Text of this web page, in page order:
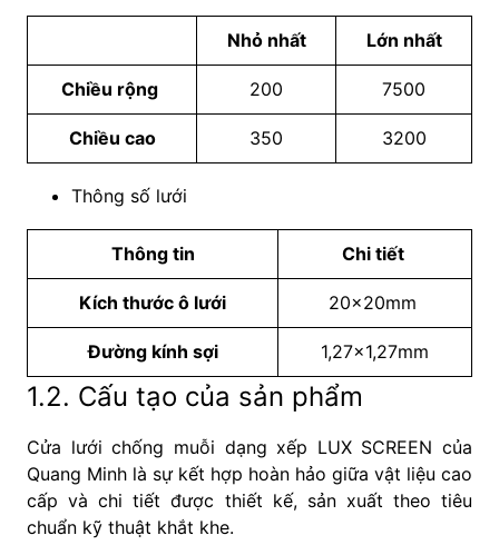
Nhỏ nhất Lớn nhất
Chiều rộng 200 7500
Chiều cao 350 3200
Thông số lưới
Thông tin Chi tiết
Kích thước ô lưới 20×20mm
Đường kính sợi 1,27×1,27mm
1.2. Cấu tạo của sản phẩm
Cửa lưới chống muỗi dạng xếp LUX SCREEN của
Quang Minh là sự kết hợp hoàn hảo giữa vật liệu cao
cấp và chi tiết được thiết kế, sản xuất theo tiêu
chuẩn kỹ thuật khắt khe.